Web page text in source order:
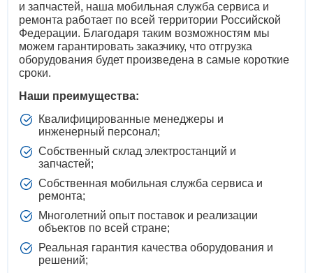
и запчастей, наша мобильная служба сервиса и
ремонта работает по всей территории Российской
Федерации. Благодаря таким возможностям мы
можем гарантировать заказчику, что отгрузка
оборудования будет произведена в самые короткие
сроки.
Наши преимущества:
Квалифицированные менеджеры и
инженерный персонал;
Собственный склад электростанций и
запчастей;
Собственная мобильная служба сервиса и
ремонта;
Многолетний опыт поставок и реализации
объектов по всей стране;
Реальная гарантия качества оборудования и
решений;